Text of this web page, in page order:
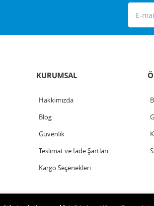
KURUMSAL
Hakkımızda
Blog
Güvenlik
Teslimat ve İade Şartları
Kargo Seçenekleri